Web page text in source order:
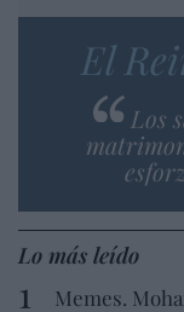
El
Los
Lo más leído
Memes.